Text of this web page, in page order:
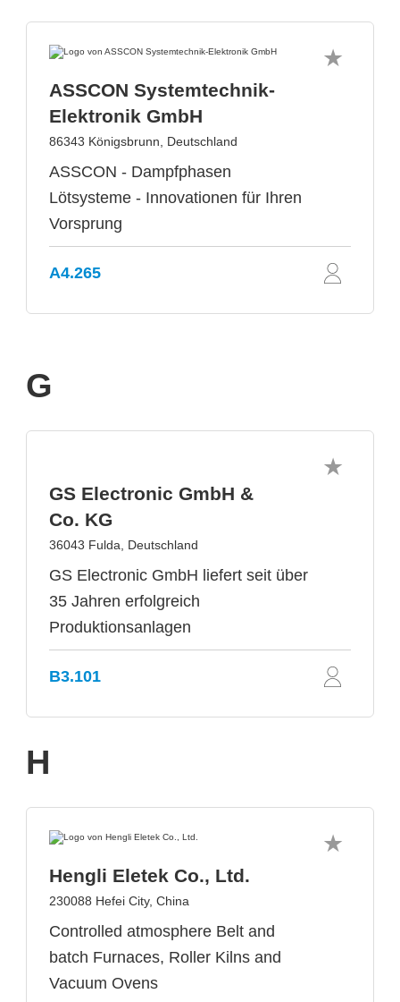
ASSCON Systemtechnik-
Elektronik GmbH
86343 Königsbrunn, Deutschland
ASSCON - Dampfphasen
Lötsysteme - Innovationen für Ihren
Vorsprung
A4.265
G
GS Electronic GmbH &
Co. KG
36043 Fulda, Deutschland
GS Electronic GmbH liefert seit über
35 Jahren erfolgreich
Produktionsanlagen
B3.101
H
Hengli Eletek Co., Ltd.
230088 Hefei City, China
Controlled atmosphere Belt and
batch Furnaces, Roller Kilns and
Vacuum Ovens